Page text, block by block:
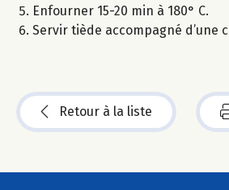
Enfourner 15-20 min à 180° C.
Servir tiède accompagné d’une
Retour à la liste